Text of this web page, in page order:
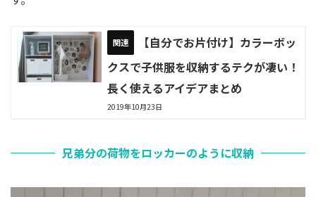
【自分でお片付け】カラーボッ
クスで子供服を収納するテクが凄い！
長く使えるアイデアまとめ
2019年10月23日
兄弟分の荷物をロッカーのように収納